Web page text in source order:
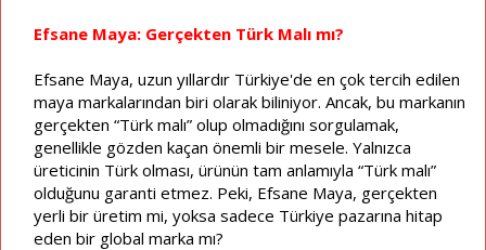
Efsane Maya: Gerçekten Türk Malı mı?
Efsane Maya, uzun yıllardır Türkiye'de en çok tercih edilen
maya markalarından biri olarak biliniyor. Ancak, bu markanın
gerçekten “Türk malı” olup olmadığını sorgulamak,
genellikle gözden kaçan önemli bir mesele. Yalnızca
üreticinin Türk olması, ürünün tam anlamıyla “Türk malı”
olduğunu garanti etmez. Peki, Efsane Maya, gerçekten
yerli bir üretim mi, yoksa sadece Türkiye pazarına hitap
eden bir global marka mı?